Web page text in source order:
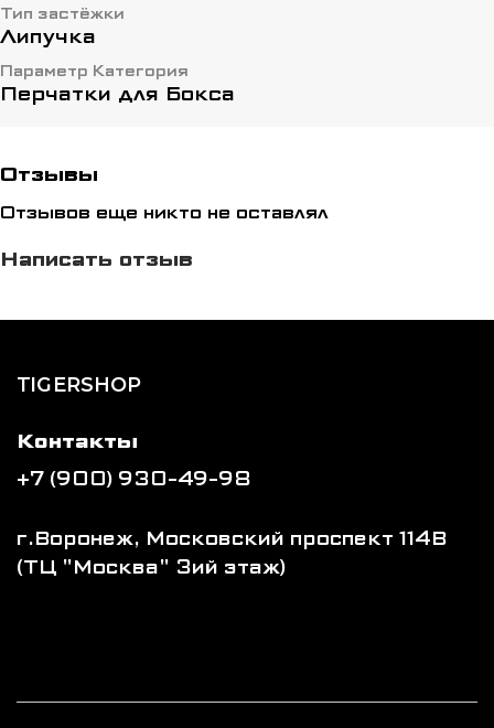
Тип застёжки
Липучка
Параметр Категория
Перчатки для Бокса
Отзывы
Отзывов еще никто не оставлял
Написать отзыв
TIGERSHOP
Контакты
+7 (900) 930-49-98
г.Воронеж, Московский проспект 114В
(ТЦ "Москва" 3ий этаж)